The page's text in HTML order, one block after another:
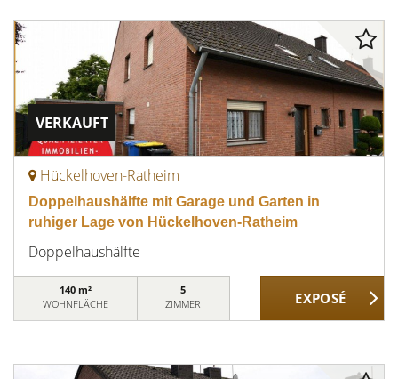
VERKAUFT
Hückelhoven-Ratheim
Doppelhaushälfte mit Garage und Garten in
ruhiger Lage von Hückelhoven-Ratheim
Doppelhaushälfte
140 m²
WOHNFLÄCHE
5
ZIMMER